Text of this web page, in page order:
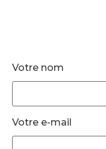
Votre nom
Votre e-mail